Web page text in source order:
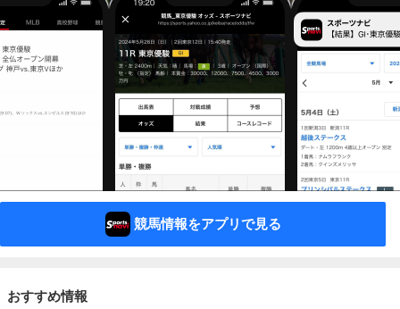
競馬情報をアプリで見る
おすすめ情報